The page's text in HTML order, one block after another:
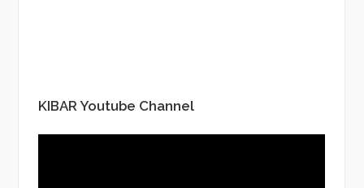
KIBAR Youtube Channel